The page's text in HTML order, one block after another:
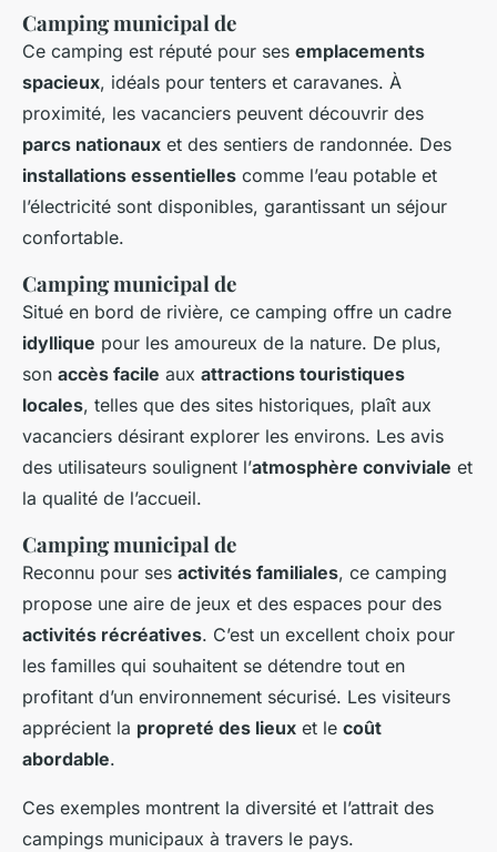
Camping municipal de
Ce camping est réputé pour ses emplacements
spacieux, idéals pour tenters et caravanes. À
proximité, les vacanciers peuvent découvrir des
parcs nationaux et des sentiers de randonnée. Des
installations essentielles comme l’eau potable et
l’électricité sont disponibles, garantissant un séjour
confortable.
Camping municipal de
Situé en bord de rivière, ce camping offre un cadre
idyllique pour les amoureux de la nature. De plus,
son accès facile aux attractions touristiques
locales, telles que des sites historiques, plaît aux
vacanciers désirant explorer les environs. Les avis
des utilisateurs soulignent l’atmosphère conviviale et
la qualité de l’accueil.
Camping municipal de
Reconnu pour ses activités familiales, ce camping
propose une aire de jeux et des espaces pour des
activités récréatives. C’est un excellent choix pour
les familles qui souhaitent se détendre tout en
profitant d’un environnement sécurisé. Les visiteurs
apprécient la propreté des lieux et le coût
abordable.
Ces exemples montrent la diversité et l’attrait des
campings municipaux à travers le pays.